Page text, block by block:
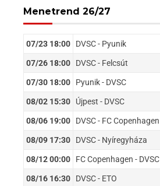
Menetrend 26/27
07/23 18:00 DVSC - Pyunik
07/26 18:00 DVSC - Felcsút
07/30 18:00 Pyunik - DVSC
08/02 15:30 Újpest - DVSC
08/06 19:00 DVSC - FC Copenhagen
08/09 17:30 DVSC - Nyíregyháza
08/12 00:00 FC Copenhagen - DVSC
08/16 16:30 DVSC - ETO